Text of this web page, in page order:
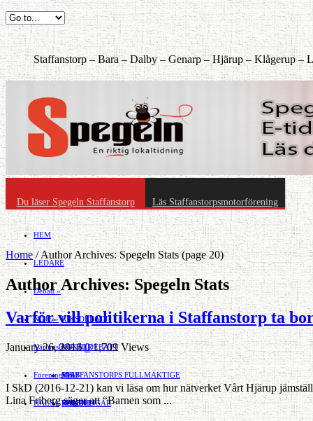
Staffanstorp –Bara –Dalby –Genarp –Hjärup –Klågerup –
Du läser Spegeln Staffanstorp Läs Staffanstorpsmotorförening
HEM
LEDARE
Debatt »
RIKSDEBATT
LOKALDEBATT
STAFFANSTORPS FULLMÄKTIGE
VAL 2014
NÖJE »
KULTUR
Mat
RESOR
Näringsliv »
JOBB
HANDEL
Föreningsliv »
FÖRENINGAR
HÄLSA
Home/Author Archives: Spegeln Stats(page 20)
Author Archives: Spegeln Stats
Varför vill politikerna i Staffanstorp ta
January 26, 2016 0 1,709 Views
I SkD (2016-12-21) kan vi läsa om hur nätverket Vårt Hjärup
Lina Friberg säger att “Barnen som ...